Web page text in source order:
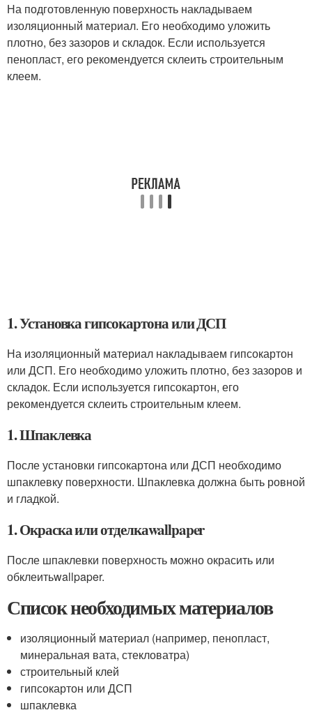
На подготовленную поверхность накладываем
изоляционный материал. Его необходимо уложить
плотно, без зазоров и складок. Если используется
пенопласт, его рекомендуется склеить строительным
клеем.
1. Установка гипсокартона или ДСП
На изоляционный материал накладываем гипсокартон
или ДСП. Его необходимо уложить плотно, без зазоров и
складок. Если используется гипсокартон, его
рекомендуется склеить строительным клеем.
1. Шпаклевка
После установки гипсокартона или ДСП необходимо
шпаклевку поверхности. Шпаклевка должна быть ровной
и гладкой.
1. Окраска или отделкаwallpaper
После шпаклевки поверхность можно окрасить или
обклеитьwallpaper.
Список необходимых материалов
изоляционный материал (например, пенопласт,
минеральная вата, стекловатра)
строительный клей
гипсокартон или ДСП
шпаклевка